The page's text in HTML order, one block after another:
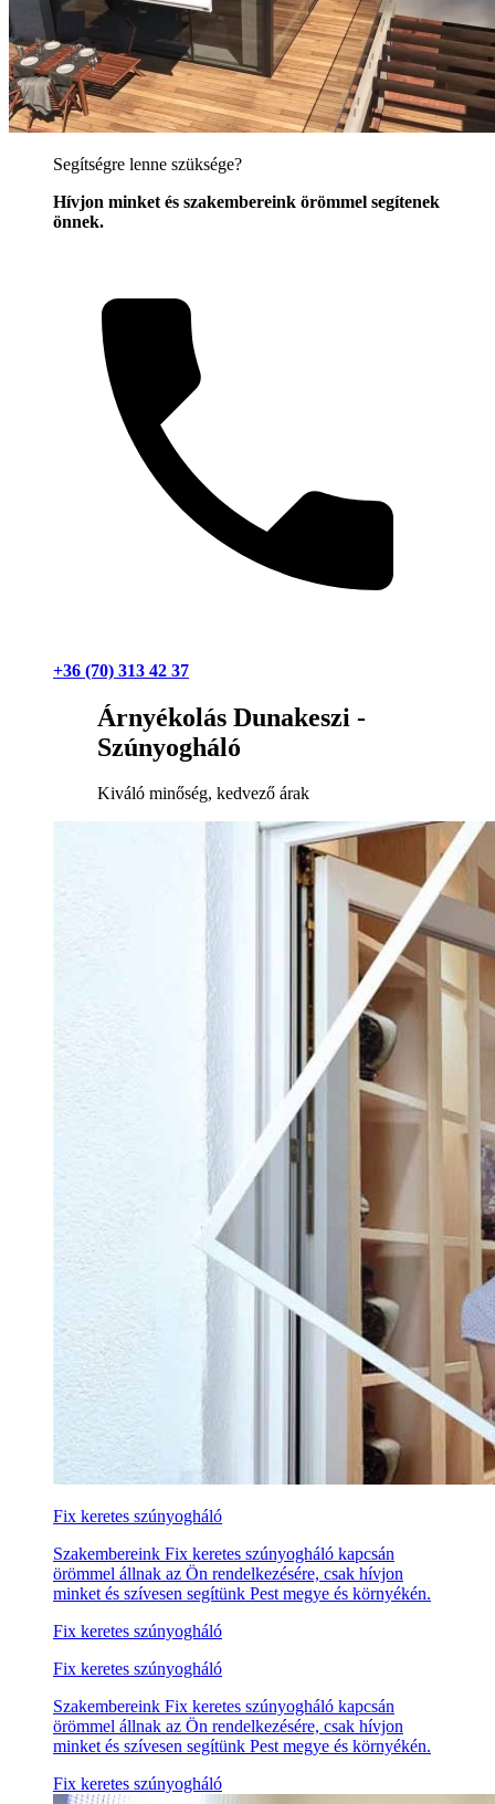
Segítségre lenne szüksége?
Hívjon minket és szakembereink örömmel segítenek
önnek.
+36 (70) 313 42 37
Árnyékolás Dunakeszi -
Szúnyogháló
Kiváló minőség, kedvező árak
Fix keretes szúnyogháló
Szakembereink Fix keretes szúnyogháló kapcsán
örömmel állnak az Ön rendelkezésére, csak hívjon
minket és szívesen segítünk Pest megye és környékén.
Fix keretes szúnyogháló
Fix keretes szúnyogháló
Szakembereink Fix keretes szúnyogháló kapcsán
örömmel állnak az Ön rendelkezésére, csak hívjon
minket és szívesen segítünk Pest megye és környékén.
Fix keretes szúnyogháló